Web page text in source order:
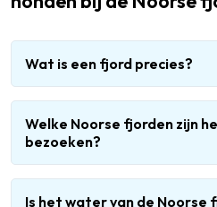
Wat is een fjord precies?
Welke Noorse fjorden zijn
bezoeken?
Is het water van de Noorse